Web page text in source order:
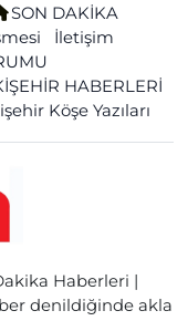
SON DAKİKA
İletişim
HABERLERİ
Köşe Yazıları
Haberleri |
denildiğinde akla